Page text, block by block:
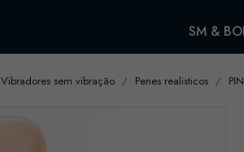
SM &
Vibradores sem vibração Penes realisticos